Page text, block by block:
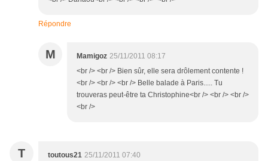
Répondre
M Mamigoz 25/11/2011 08:17
<br /> <br /> Bien sûr, elle sera drôlement contente !
<br /> <br /> <br /> Belle balade à Paris..... Tu
trouveras peut-être ta Christophine<br /> <br /> <br />
<br />
T toutous21 25/11/2011 07:40